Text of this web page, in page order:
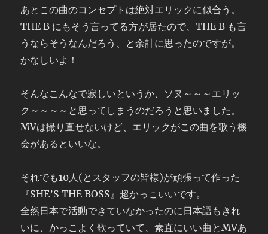
あとこの曲のコンセプトは絶対エリックに似合う。
THE B にもそう言ってる方が居たので、THE B も言
うならそうなんだろう、と余計に思ったのですが。
かなしいよ！
そんなこんなで寂しいというか、ソヌ～～～エリッ
ク～～～～と思ってしまうのだろうと思いました。
MVは撮り直せないけど、エリックがこの曲を歌う機
会があるといいな。
それでも10人(とスタッフの皆様)が頑張って作った
『SHE’S THE BOSS』超かっこいいです。
全然日本で活動できていなかったのに日本語もきれ
いに、かっこよく歌っていて、素直にいい曲とMVあ